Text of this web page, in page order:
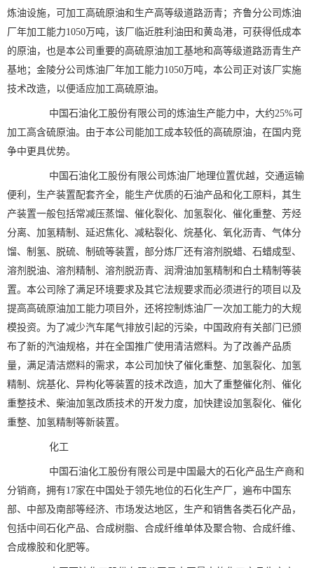
炼油设施，可加工高硫原油和生产高等级道路沥青；齐鲁分公司炼油
厂年加工能力1050万吨，该厂临近胜利油田和黄岛港，可获得低成本
的原油，也是本公司重要的高硫原油加工基地和高等级道路沥青生产
基地；金陵分公司炼油厂年加工能力1050万吨，本公司正对该厂实施
技术改造，以便适应加工高硫原油。
中国石油化工股份有限公司的炼油生产能力中，大约25%可
加工高含硫原油。由于本公司能加工成本较低的高硫原油，在国内竞
争中更具优势。
中国石油化工股份有限公司炼油厂地理位置优越，交通运输
便利，生产装置配套齐全，能生产优质的石油产品和化工原料，其生
产装置一般包括常减压蒸馏、催化裂化、加氢裂化、催化重整、芳烃
分离、加氢精制、延迟焦化、减粘裂化、烷基化、氧化沥青、气体分
馏、制氢、脱硫、制硫等装置，部分炼厂还有溶剂脱蜡、石蜡成型、
溶剂脱油、溶剂精制、溶剂脱沥青、润滑油加氢精制和白土精制等装
置。本公司除了满足环境要求及其它法规要求而必须进行的项目以及
提高高硫原油加工能力项目外，还将控制炼油厂一次加工能力的大规
模投资。为了减少汽车尾气排放引起的污染，中国政府有关部门已颁
布了新的汽油规格，并在全国推广使用清洁燃料。为了改善产品质
量，满足清洁燃料的需求，本公司加快了催化重整、加氢裂化、加氢
精制、烷基化、异构化等装置的技术改造，加大了重整催化剂、催化
重整技术、柴油加氢改质技术的开发力度，加快建设加氢裂化、催化
重整、加氢精制等新装置。
化工
中国石油化工股份有限公司是中国最大的石化产品生产商和
分销商，拥有17家在中国处于领先地位的石化生产厂，遍布中国东
部、中部及南部等经济、市场发达地区，生产和销售各类石化产品，
包括中间石化产品、合成树脂、合成纤维单体及聚合物、合成纤维、
合成橡胶和化肥等。